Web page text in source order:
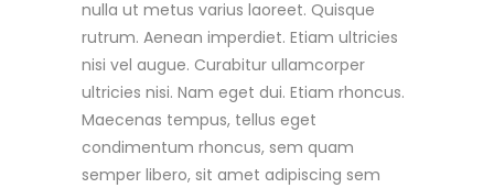
nulla ut metus varius laoreet. Quisque
rutrum. Aenean imperdiet. Etiam ultricies
nisi vel augue. Curabitur ullamcorper
ultricies nisi. Nam eget dui. Etiam rhoncus.
Maecenas tempus, tellus eget
condimentum rhoncus, sem quam
semper libero, sit amet adipiscing sem